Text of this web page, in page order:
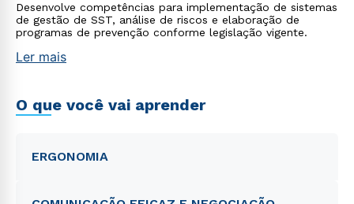
Desenvolve competências para implementação de sistemas
de gestão de SST, análise de riscos e elaboração de
programas de prevenção conforme legislação vigente.
Ler mais
O que você vai aprender
ERGONOMIA